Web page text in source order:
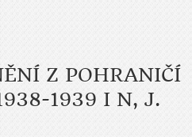
Z POHRANIČÍ
1939 I N, J.